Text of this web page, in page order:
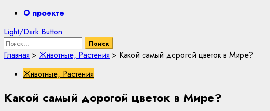
PrimaryО проекте
Light/Dark Button
Найти:
Главная > Животные, Растения > Какой самый дорогой цветок в Мире?
Животные, Растения
Какой самый дорогой цветок в Мире?